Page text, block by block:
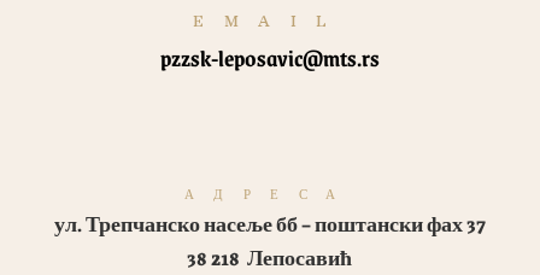
EMAIL
pzzsk-leposavic@mts.rs
АДРЕСА
ул. Трепчанско насеље бб – поштански фах 37
38 218 Лепосавић